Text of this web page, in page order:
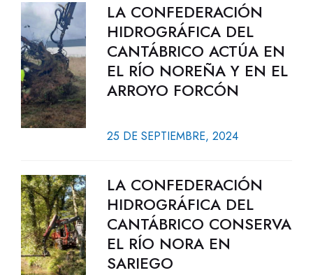
LA CONFEDERACIÓN
HIDROGRÁFICA DEL
CANTÁBRICO ACTÚA EN
EL RÍO NOREÑA Y EN EL
ARROYO FORCÓN
25 DE SEPTIEMBRE, 2024
LA CONFEDERACIÓN
HIDROGRÁFICA DEL
CANTÁBRICO CONSERVA
EL RÍO NORA EN
SARIEGO